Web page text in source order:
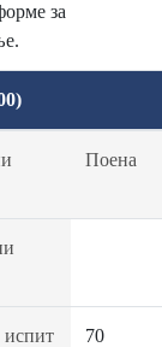
за
Поена
70